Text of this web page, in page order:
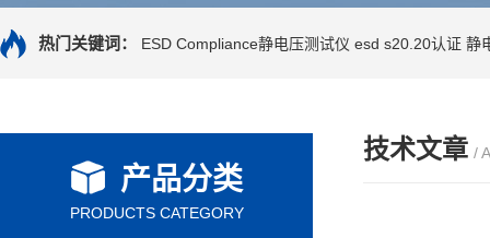
热门关键词： ESD Compliance静电压测试仪 esd s20.20认证 静
产品分类
PRODUCTS CATEGORY
技术文章 /